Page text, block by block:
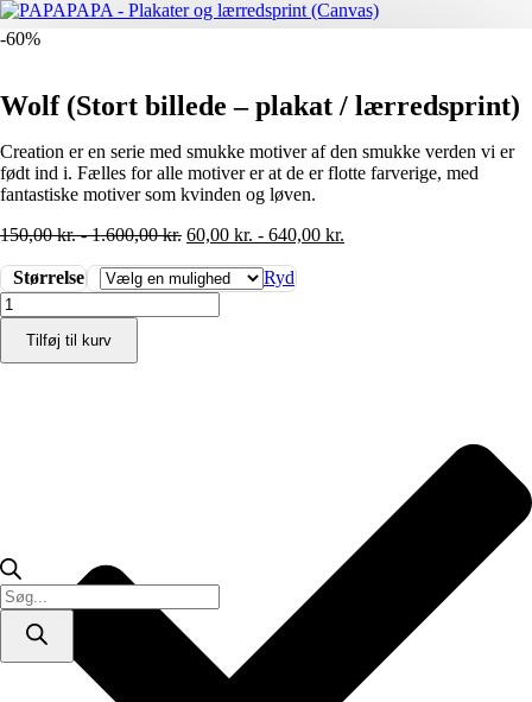
Products
search
-60%
Wolf (Stort billede – plakat / lærredsprint)
Creation er en serie med smukke motiver af den smukke verden vi er
født ind i. Fælles for alle motiver er at de er flotte farverige, med
fantastiske motiver som kvinden og løven.
150,00kr.-1.600,00kr. 60,00 kr. - 640,00 kr.
Størrelse
Ryd
Wolf
(Stort
billede
-
Tilføj til kurv